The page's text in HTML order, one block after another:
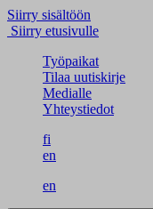
Siirry sisältöön
Siirry etusivulle
Työpaikat
Tilaa uutiskirje
Medialle
Yhteystiedot
fi
en
en